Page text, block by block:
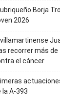
ubriqueño Borja
2026
villamartinense
recorrer más de
el cáncer
la A-393